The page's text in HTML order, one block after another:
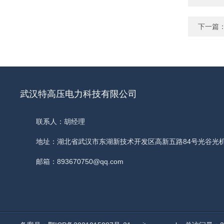
下一篇
武汉特高压电力科技有限公司
联系人：胡经理
地址：湖北省武汉市东湖新技术开发区高新五路84号光谷光
邮箱：893670750@qq.com